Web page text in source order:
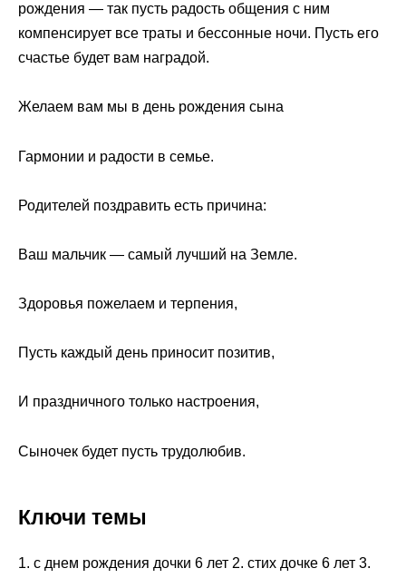
рождения — так пусть радость общения с ним
компенсирует все траты и бессонные ночи. Пусть его
счастье будет вам наградой.
Желаем вам мы в день рождения сына
Гармонии и радости в семье.
Родителей поздравить есть причина:
Ваш мальчик — самый лучший на Земле.
Здоровья пожелаем и терпения,
Пусть каждый день приносит позитив,
И праздничного только настроения,
Сыночек будет пусть трудолюбив.
Ключи темы
1. с днем рождения дочки 6 лет 2. стих дочке 6 лет 3.